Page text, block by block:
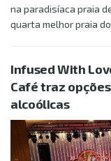
na paradisíaca praia
quarta melhor praia
Infused With
Café traz
alcoólicas